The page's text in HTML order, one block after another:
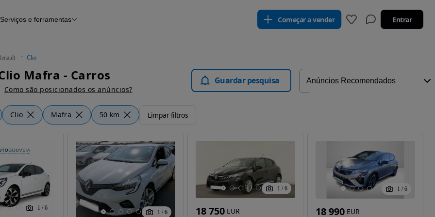
Histórico do veículo
Serviços e ferramentas Começar a vender Entrar
Clio
Mafra - Carros
Como são posicionados os anúncios?
Guardar pesquisa
Clio Mafra 50 km Limpar filtros
1 / 6
1 / 6
1 / 6
18 750 EUR
1 / 6
18 990 EUR